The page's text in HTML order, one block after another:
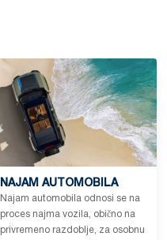
ali ih je potrebno
za čišćenje ili
prijave.
uvjete mogu se
NAJAM AUTOMOBILA
Najam automobila odnosi se na
proces najma vozila, obično na
privremeno razdoblje, za osobnu